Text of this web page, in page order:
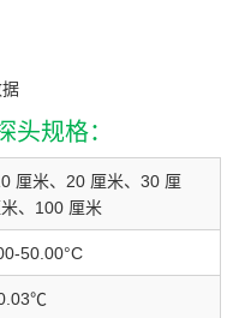
规格：
厘米、20 厘米、30 厘
、100 厘米
50.00°C